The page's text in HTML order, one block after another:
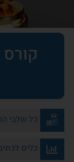
קורס
כל שלבי
כלים